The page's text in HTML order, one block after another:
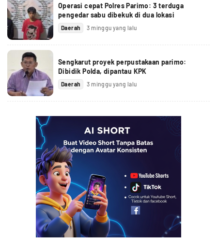
Operasi cepat Polres Parimo: 3 terduga
pengedar sabu dibekuk di dua lokasi
Daerah 3 minggu yang lalu
Sengkarut proyek perpustakaan parimo:
Dibidik Polda, dipantau KPK
Daerah 3 minggu yang lalu